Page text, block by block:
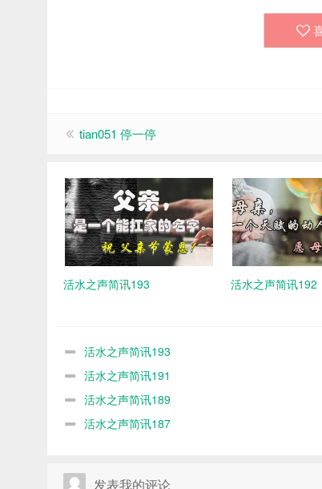
tian051 停一停
活水之声简讯193 活水之声简讯192
活水之声简讯193
活水之声简讯191
活水之声简讯189
活水之声简讯187
发表我的评论